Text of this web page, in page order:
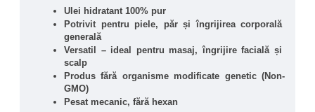
Ulei hidratant 100% pur
Potrivit pentru piele, păr și îngrijirea corporală
generală
Versatil – ideal pentru masaj, îngrijire facială și
scalp
Produs fără organisme modificate genetic (Non-
GMO)
Pesat mecanic, fără hexan